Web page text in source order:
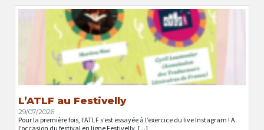
L’ATLF au Festivelly
29/07/2026
Pour la première fois, l’ATLF s’est essayée à l’exercice du live Instagram ! A
l’occasion du festival en ligne Festivelly, [...]